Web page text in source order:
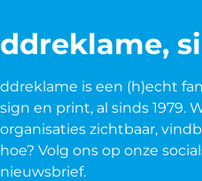
ddreklame,
ddreklame is een (h)echt
sign en print, al sinds 1979.
organisaties zichtbaar,
hoe? Volg ons op onze
nieuwsbrief.